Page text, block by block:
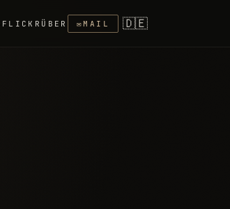
FLICKR ÜBER ✉MAIL 🇩🇪